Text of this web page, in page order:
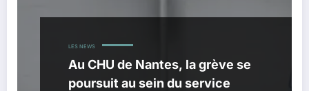
LES NEWS
Au CHU de Nantes, la grève se
poursuit au sein du service